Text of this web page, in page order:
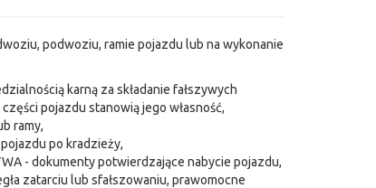
podwoziu, ramie pojazdu lub na wykonanie
karną za składanie fałszywych
pojazdu stanowią jego własność,
ramy,
po kradzieży,
- dokumenty potwierdzające nabycie pojazdu,
zatarciu lub sfałszowaniu, prawomocne